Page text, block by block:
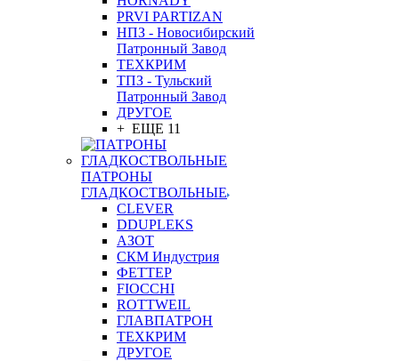
PRVI PARTIZAN
НПЗ - Новосибирский
Патронный Завод
ТЕХКРИМ
ТПЗ - Тульский
Патронный Завод
ДРУГОЕ
+ ЕЩЕ 11
ПАТРОНЫ
ГЛАДКОСТВОЛЬНЫЕ
CLEVER
DDUPLEKS
АЗОТ
СКМ Индустрия
ФЕТТЕР
FIOCCHI
ROTTWEIL
ГЛАВПАТРОН
ТЕХКРИМ
ДРУГОЕ